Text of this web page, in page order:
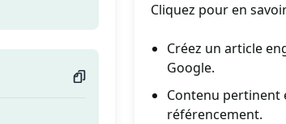
Cliquez pour en
Créez un article
Google.
Contenu pertinent
référencement.